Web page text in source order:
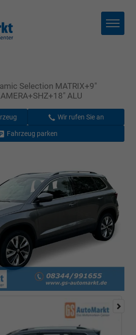
Menü
Selection MATRIX+9"
ALU
Wir rufen Sie an
Fahrzeug parken